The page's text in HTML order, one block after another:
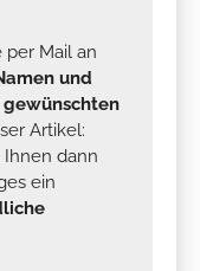
per Mail an
und
gewünschten
Artikel:
Ihnen dann
ein